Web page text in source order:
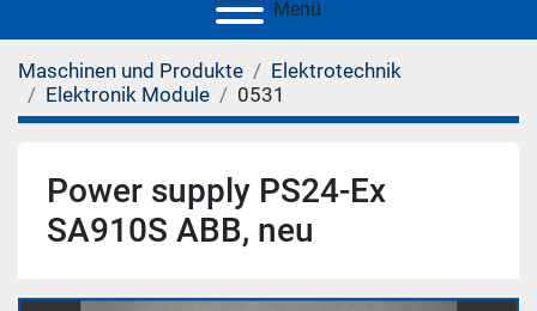
Menü
Maschinen und Produkte
Elektrotechnik
Elektronik Module
0531
Power supply PS24-Ex
SA910S ABB, neu